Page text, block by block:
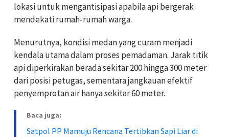
lokasi untuk mengantisipasi apabila api bergerak
mendekati rumah-rumah warga.
Menurutnya, kondisi medan yang curam menjadi
kendala utama dalam proses pemadaman. Jarak titik
api diperkirakan berada sekitar 200 hingga 300 meter
dari posisi petugas, sementara jangkauan efektif
penyemprotan air hanya sekitar 60 meter.
Baca juga:
Satpol PP Mamuju Rencana Tertibkan Sapi Liar di